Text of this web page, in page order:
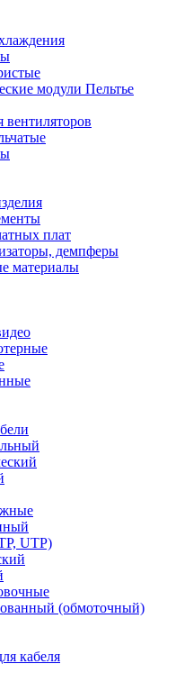
модули Пельтье
вентиляторов
плат
демпферы
материалы
UTP)
(обмоточный)
кабеля